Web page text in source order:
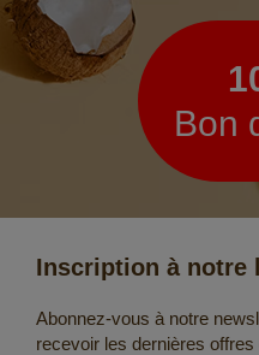
d’information
Bon
Inscription à notre
Abonnez-vous à notre
recevoir les dernières